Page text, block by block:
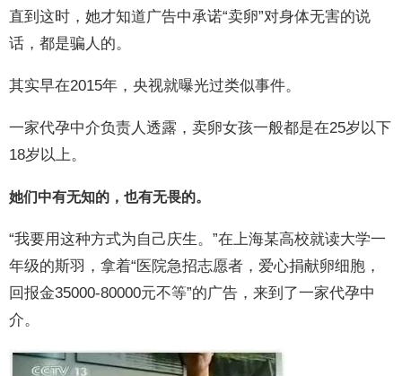
直到这时，她才知道广告中承诺“卖卵”对身体无害的说
话，都是骗人的。
其实早在2015年，央视就曝光过类似事件。
一家代孕中介负责人透露，卖卵女孩一般都是在25岁以下
18岁以上。
她们中有无知的，也有无畏的。
“我要用这种方式为自己庆生。”在上海某高校就读大学一
年级的斯羽，拿着“医院急招志愿者，爱心捐献卵细胞，
回报金35000-80000元不等”的广告，来到了一家代孕中
介。